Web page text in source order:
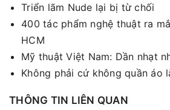
Triển lãm Nude lại bị từ chối
400 tác phẩm nghệ thuật ra
HCM
Mỹ thuật Việt Nam: Dần nhạt
Không phải cứ không quần áo
THÔNG TIN LIÊN QUAN